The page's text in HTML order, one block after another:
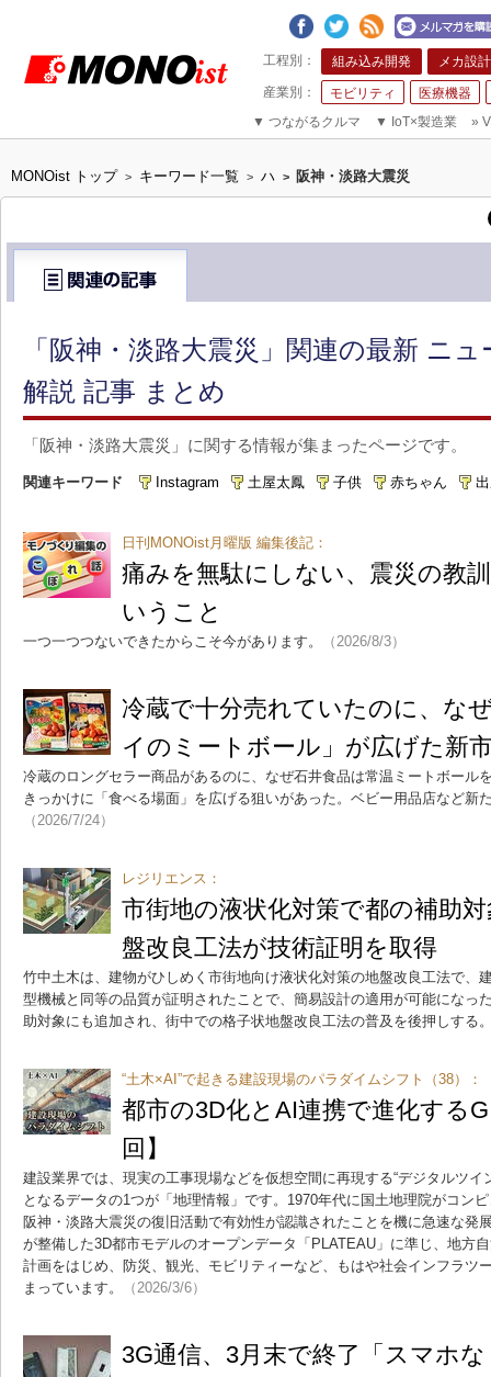
組み込み開発 メカ設計
モビリティ
医療機器
▼ つながるクルマ ▼ IoT×製造業 »
MONOist トップ > キーワード一覧 > ハ > 阪神・淡路大震災
「阪神・淡路大震災」関連の最新 ニ
解説 記事 まとめ
「阪神・淡路大震災」に関する情報が集まったページです。
関連キーワード Instagram 土屋太鳳 子供 赤ちゃん
日刊MONOist月曜版 編集後記：
痛みを無駄にしない、震災の教
いうこと
一つ一つつないできたからこそ今があります。 （2026/8/3）
冷蔵で十分売れていたのに、な
イのミートボール」が広げた新
冷蔵のロングセラー商品があるのに、なぜ石井食品は常温ミートボール
きっかけに「食べる場面」を広げる狙いがあった。ベビー用品店など新
（2026/7/24）
レジリエンス：
市街地の液状化対策で都の補助
盤改良工法が技術証明を取得
竹中土木は、建物がひしめく市街地向け液状化対策の地盤改良工法で、
型機械と同等の品質が証明されたことで、簡易設計の適用が可能になっ
助対象にも追加され、街中での格子状地盤改良工法の普及を後押しする
“土木×AI”で起きる建設現場のパラダイムシフト（38）：
都市の3D化とAI連携で進化する
回】
建設業界では、現実の工事現場などを仮想空間に再現する“デジタルツイ
となるデータの1つが「地理情報」です。1970年代に国土地理院がコン
阪神・淡路大震災の復旧活動で有効性が認識されたことを機に急速な発
が整備した3D都市モデルのオープンデータ「PLATEAU」に準じ、地方
計画をはじめ、防災、観光、モビリティーなど、もはや社会インフラツ
まっています。
（2026/3/6）
3G通信、3月末で終了「スマホ